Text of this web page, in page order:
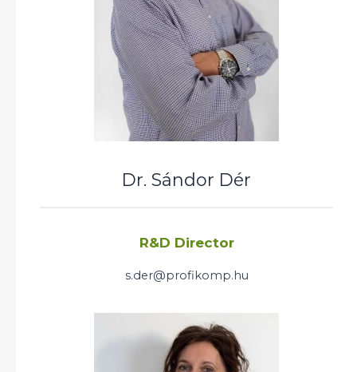
Dr. Sándor Dér
R&D Director
s.der@profikomp.hu